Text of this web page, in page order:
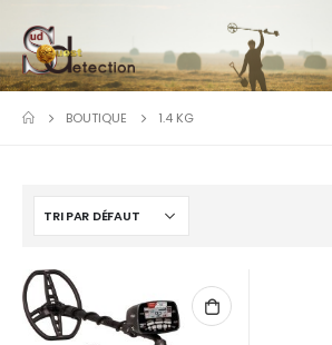
BOUTIQUE 1.4 KG